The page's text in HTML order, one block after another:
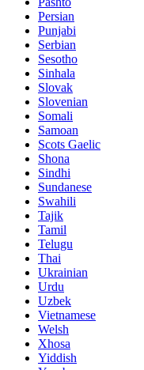
Persian
Punjabi
Serbian
Sesotho
Sinhala
Slovak
Slovenian
Somali
Samoan
Scots Gaelic
Shona
Sindhi
Sundanese
Swahili
Tajik
Tamil
Telugu
Thai
Ukrainian
Urdu
Uzbek
Vietnamese
Welsh
Xhosa
Yiddish